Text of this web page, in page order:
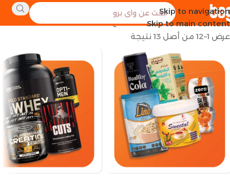
Skip to navigation
Skip to main content
الرئيسية العلامة التجارية للمنتج Zero
عرض 1–12 من أصل 13 نتيجة